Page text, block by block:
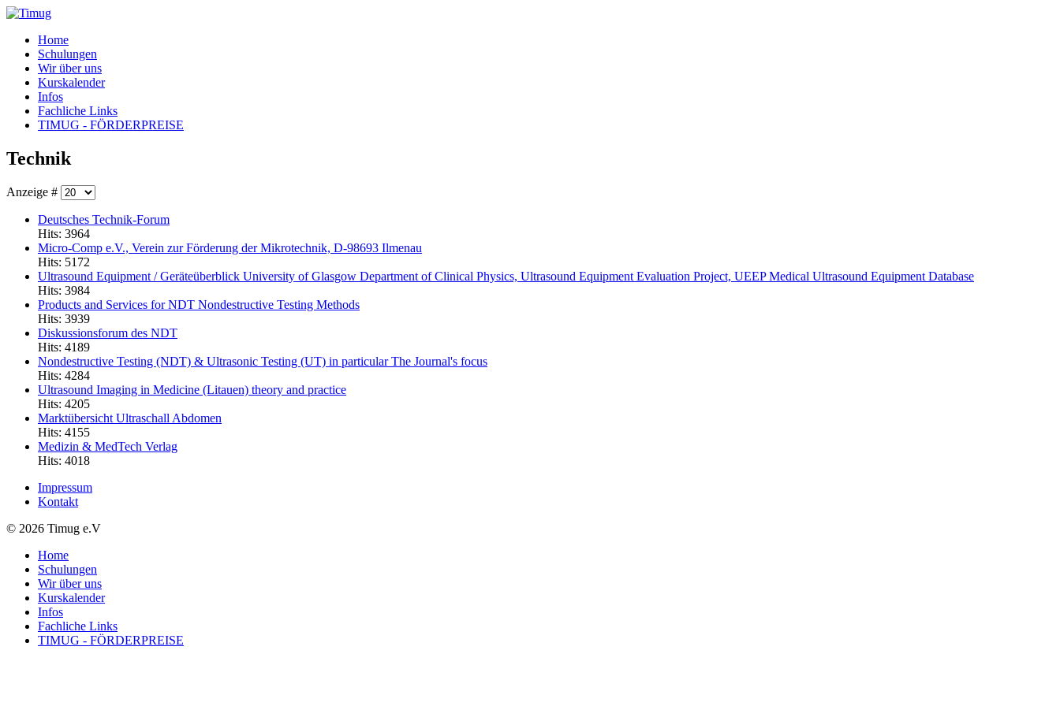
Home
Schulungen
Wir über uns
Kurskalender
Infos
Fachliche Links
TIMUG - FÖRDERPREISE
Technik
Anzeige #
Deutsches Technik-Forum
Hits: 3964
Micro-Comp e.V., Verein zur Förderung der Mikrotechnik, D-98693 Ilmenau
Hits: 5172
Ultrasound Equipment / Geräteüberblick University of Glasgow Department of Clinical Physics, Ultrasound Equipment Evaluation Project, UEEP Medical Ultrasound Equipment Database
Hits: 3984
Products and Services for NDT Nondestructive Testing Methods
Hits: 3939
Diskussionsforum des NDT
Hits: 4189
Nondestructive Testing (NDT) & Ultrasonic Testing (UT) in particular The Journal's focus
Hits: 4284
Ultrasound Imaging in Medicine (Litauen) theory and practice
Hits: 4205
Marktübersicht Ultraschall Abdomen
Hits: 4155
Medizin & MedTech Verlag
Hits: 4018
Impressum
Kontakt
© 2026 Timug e.V
Home
Schulungen
Wir über uns
Kurskalender
Infos
Fachliche Links
TIMUG - FÖRDERPREISE